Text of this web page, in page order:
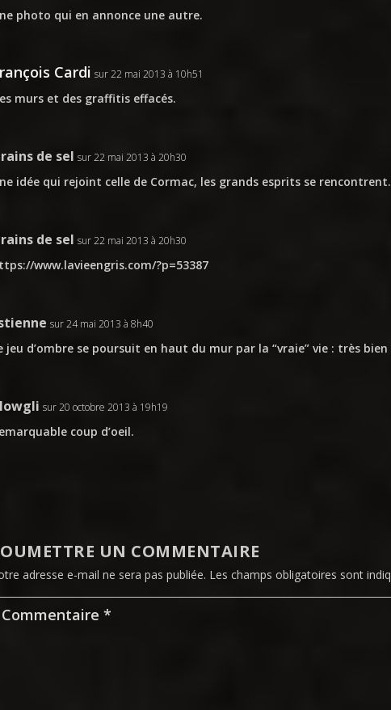
photo qui en annonce une autre.
Cardi sur 22 mai 2013 à 10h51
murs et des graffitis effacés.
de sel sur 22 mai 2013 à 20h30
idée qui rejoint celle de Cormac, les grands esprits se
de sel sur 22 mai 2013 à 20h30
www.lavieengris.com/?p=53387
sur 24 mai 2013 à 8h40
jeu d’ombre se poursuit en haut du mur par la “vraie” vie : très bien
sur 20 octobre 2013 à 19h19
coup d’oeil.
UN COMMENTAIRE
adresse e-mail ne sera pas publiée. Les champs obligatoires sont